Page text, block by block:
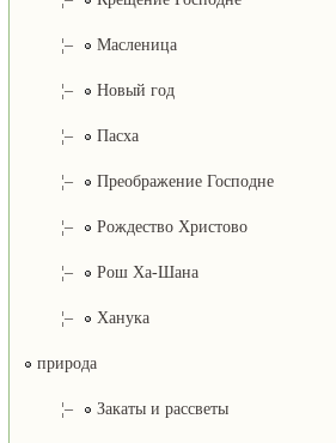
¦– Масленица
¦– Новый год
¦– Пасха
¦– Преображение Господне
¦– Рождество Христово
¦– Рош Ха-Шана
¦– Ханука
природа
¦– Закаты и рассветы